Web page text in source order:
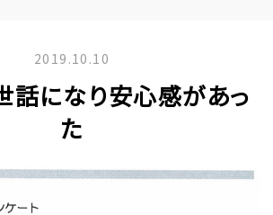
2019.10.10
話になり安心感があっ
た